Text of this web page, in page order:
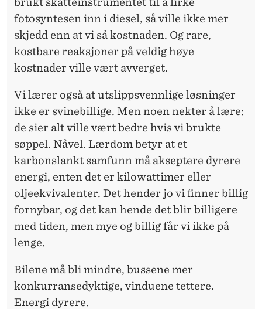
fotosyntesen inn i diesel, så ville ikke mer
skjedd enn at vi så kostnaden. Og rare,
kostbare reaksjoner på veldig høye
kostnader ville vært avverget.
Vi lærer også at utslippsvennlige løsninger
ikke er svinebillige. Men noen nekter å lære:
de sier alt ville vært bedre hvis vi brukte
søppel. Nåvel. Lærdom betyr at et
karbonslankt samfunn må akseptere dyrere
energi, enten det er kilowattimer eller
oljeekvivalenter. Det hender jo vi finner billig
fornybar, og det kan hende det blir billigere
med tiden, men mye og billig får vi ikke på
lenge.
Bilene må bli mindre, bussene mer
konkurransedyktige, vinduene tettere.
Energi dyrere.